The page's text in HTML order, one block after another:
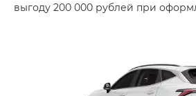
выгоду 200 000 рублей при